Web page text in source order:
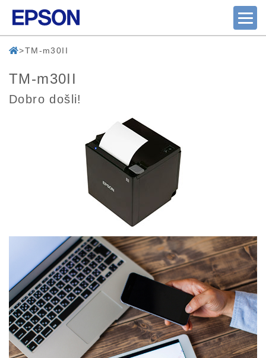
TM-m30II
TM-m30II
Dobro došli!